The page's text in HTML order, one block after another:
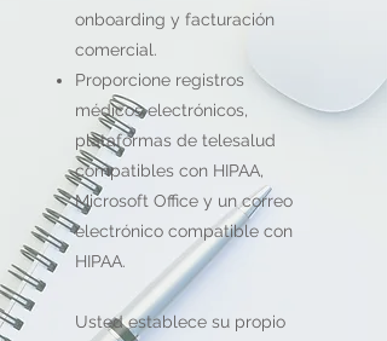
onboarding y facturación
comercial.
Proporcione registros
médicos electrónicos,
plataformas de telesalud
compatibles con HIPAA,
Microsoft Office y un correo
electrónico compatible con
HIPAA.
Usted establece su propio